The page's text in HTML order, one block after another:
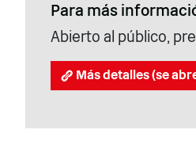
Para más
Abierto al público,
Más detalles (se